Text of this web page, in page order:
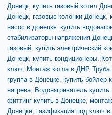
Донецк, купить газовый котёл
Донецк, газовые колонки Донецк,
насос в донецке купить
стабилизаторы напряжения
газовый, купить электрический
Донецк, купить кондиционеры.,
ключ, Монтаж котла в ДНР, Труба
группа в Донецке, купить бойлер
нагрева, Водонагреватель купить
фиттинг купить в Донецке,
Донецке, газификация под ключ в